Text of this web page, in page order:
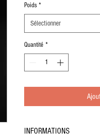
Poids *
Sélectionner
Quantité *
INFORMATIONS